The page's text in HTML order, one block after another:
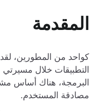
المقدمة
كواحد من المطورين،
التطبيقات خلال
البرمجة، هناك أساس
مصادقة المستخدم.